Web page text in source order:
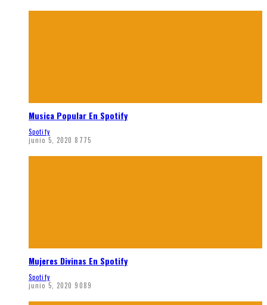
Musica Popular En Spotify
Spotify
junio 5, 2020 8775
Mujeres Divinas En Spotify
Spotify
junio 5, 2020 9089